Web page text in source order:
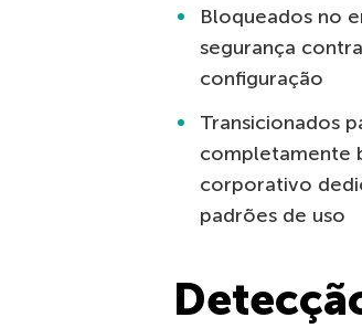
Bloqueados no
segurança
configuração
Transicionados
completamente
corporativo
padrões de uso